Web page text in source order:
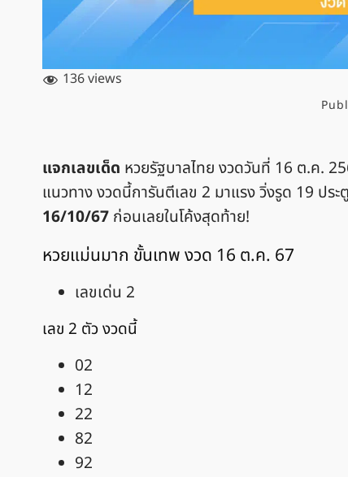
136 views
แจกเลขเด็ด หวยรัฐบาลไทย งวดวันที่ 16 ต.ค.
แนวทาง งวดนี้การันตีเลข 2 มาแรง วิ่งรูด 19 ป
16/10/67 ก่อนเลยในโค้งสุดท้าย!
หวยแม่นมาก ขั้นเทพ งวด 16 ต.ค. 67
เลขเด่น 2
เลข 2 ตัว งวดนี้
02
12
22
82
92